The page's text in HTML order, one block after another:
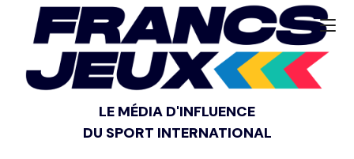
LE MÉDIA D'INFLUENCE
DU SPORT INTERNATIONAL